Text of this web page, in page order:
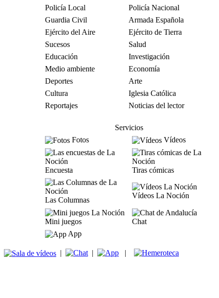
Policía Local
Policía Nacional
Guardia Civil
Armada Española
Ejército del Aire
Ejército de Tierra
Sucesos
Salud
Educación
Investigación
Medio ambiente
Economía
Deportes
Arte
Cultura
Iglesia Católica
Reportajes
Noticias del lector
Servicios
Fotos
Vídeos
Encuesta Tiras cómicas
Las Columnas
Vídeos La Noción
Mini juegos
Chat
App
| | |